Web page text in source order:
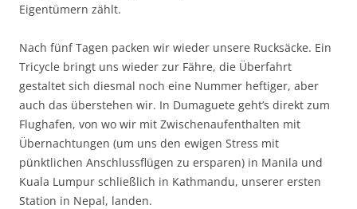
Eigentümern zählt.
Nach fünf Tagen packen wir wieder unsere Rucksäcke. Ein
Tricycle bringt uns wieder zur Fähre, die Überfahrt
gestaltet sich diesmal noch eine Nummer heftiger, aber
auch das überstehen wir. In Dumaguete geht’s direkt zum
Flughafen, von wo wir mit Zwischenaufenthalten mit
Übernachtungen (um uns den ewigen Stress mit
pünktlichen Anschlussflügen zu ersparen) in Manila und
Kuala Lumpur schließlich in Kathmandu, unserer ersten
Station in Nepal, landen.